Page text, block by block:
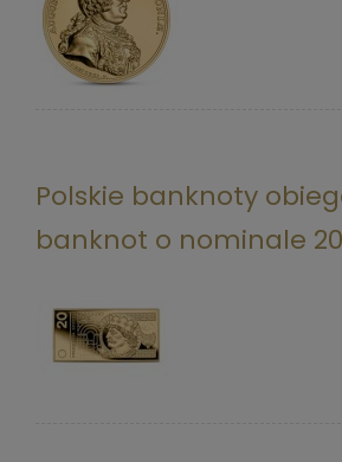
Polskie banknoty
banknot o nominale 20